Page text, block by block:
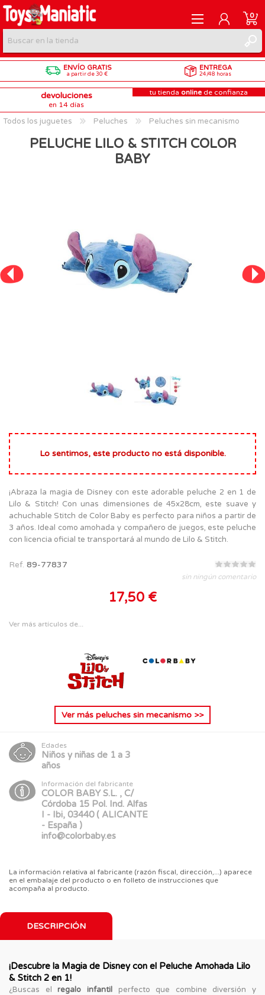
REGISTRARME
INICIAR SESIÓN
0
ENVÍO GRATIS
a partir de 30 €
ENTREGA
24/48 horas
devoluciones
en 14 días
tu tienda online de confianza
Todos los juguetes Peluches Peluches sin mecanismo
PELUCHE LILO & STITCH COLOR
BABY
Lo sentimos, este producto no está disponible.
¡Abraza la magia de Disney con este adorable peluche 2 en 1 de
Lilo & Stitch! Con unas dimensiones de 45x28cm, este suave y
achuchable Stitch de Color Baby es perfecto para niños a partir de
3 años. Ideal como amohada y compañero de juegos, este peluche
con licencia oficial te transportará al mundo de Lilo & Stitch.
Ref. 89-77837
sin ningún comentario
17,50 €
Ver más artículos de...
Ver más peluches sin mecanismo >>
Edades
Niños y niñas de 1 a 3
años
Información del fabricante
COLOR BABY S.L. , C/
Córdoba 15 Pol. Ind. Alfas
I - Ibi, 03440 ( ALICANTE
- España )
info@colorbaby.es
La información relativa al fabricante (razón fiscal, dirección,...) aparece
en el embalaje del producto o en folleto de instrucciones que
acompaña al producto.
DESCRIPCIÓN
¡Descubre la Magia de Disney con el Peluche Amohada Lilo
& Stitch 2 en 1!
¿Buscas elregalo infantilperfecto que combine diversión y